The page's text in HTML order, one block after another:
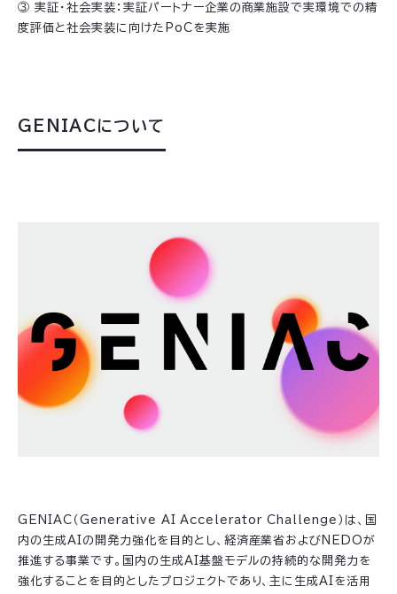
③ 実証・社会実装：実証パートナー企業の商業施設で実環境での精
度評価と社会実装に向けたPoCを実施
GENIACについて
GENIAC（Generative AI Accelerator Challenge）は、国
内の生成AIの開発力強化を目的とし、経済産業省およびNEDOが
推進する事業です。国内の生成AI基盤モデルの持続的な開発力を
強化することを目的としたプロジェクトであり、主に生成AIを活用